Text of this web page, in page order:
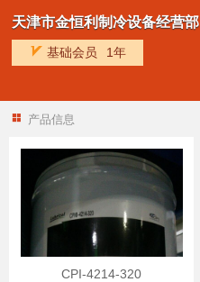
天津市金恒利制冷设备经营部
基础会员 1年
产品信息
CPI-4214-320